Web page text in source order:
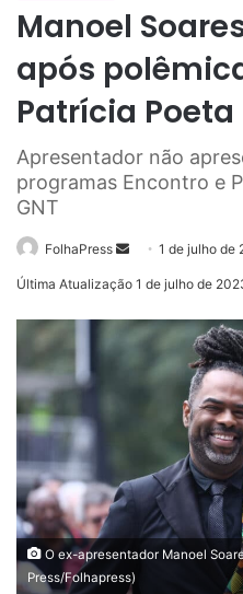
Manoel
após
Patrícia
Apresentador não
programas Encontro e
GNT
FolhaPress
Mande
mail
1 de julho de
Última Atualização 1 de julho de
O ex-apresentador Manoel
Press/Folhapress)